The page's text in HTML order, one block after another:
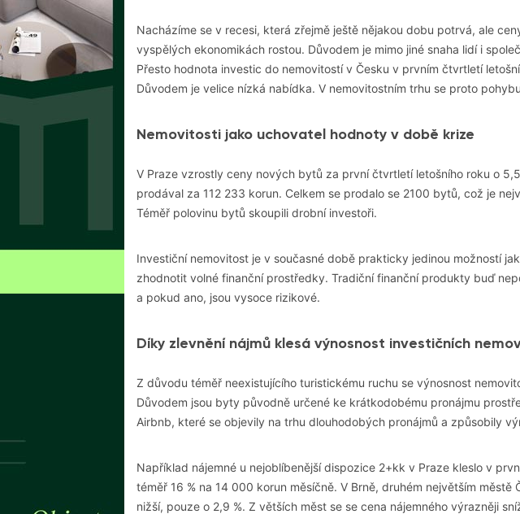
Nacházíme se v recesi, která zřejmě ještě nějakou dobu potrvá, ale
vyspělých ekonomikách rostou. Důvodem je mimo jiné snaha lidí i
Přesto hodnota investic do nemovitostí v Česku v prvním čtvrtletí
Důvodem je velice nízká nabídka. V nemovitostním trhu se proto
Nemovitosti jako uchovatel hodnoty v době krize
V Praze vzrostly ceny nových bytů za první čtvrtletí letošního roku o
prodával za 112 233 korun. Celkem se prodalo se 2100 bytů, což je
Téměř polovinu bytů skoupili drobní investoři.
Investiční nemovitost je v současné době prakticky jedinou možností
zhodnotit volné finanční prostředky. Tradiční finanční produkty buď
a pokud ano, jsou vysoce rizikové.
Díky zlevnění nájmů klesá výnosnost investičních
Z důvodu téměř neexistujícího turistickému ruchu se výnosnost
Důvodem jsou byty původně určené ke krátkodobému pronájmu
Airbnb, které se objevily na trhu dlouhodobých pronájmů a způsobily
Například nájemné u nejoblíbenější dispozice 2+kk v Praze kleslo v
téměř 16 % na 14 000 korun měsíčně. V Brně, druhém největším městě
nižší, pouze o 2,9 %. Z větších měst se se cena nájemného výrazněji